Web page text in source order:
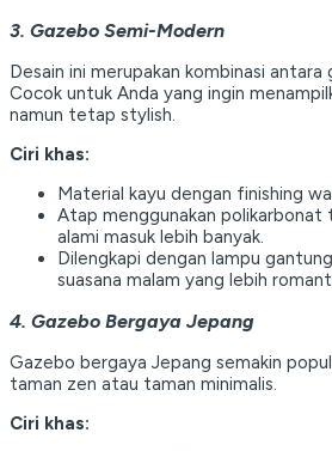
3. Gazebo Semi-Modern
Desain ini merupakan kombinasi antara
Cocok untuk Anda yang ingin
namun tetap stylish.
Ciri khas:
Material kayu dengan finishing
Atap menggunakan polikarbonat
alami masuk lebih banyak.
Dilengkapi dengan lampu
suasana malam yang lebih
4. Gazebo Bergaya Jepang
Gazebo bergaya Jepang semakin
taman zen atau taman minimalis.
Ciri khas: